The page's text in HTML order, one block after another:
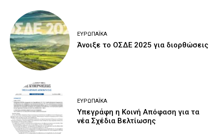
ΕΥΡΩΠΑΪΚΆ
Άνοιξε το ΟΣΔΕ 2025 για διορθώσεις
ΕΥΡΩΠΑΪΚΆ
Υπεγράφη η Κοινή Απόφαση για τα
νέα Σχέδια Βελτίωσης